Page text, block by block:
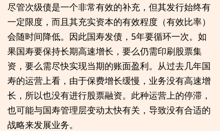
尽管次级债是一个非常有效的补充，但其发行始终有
一定限度，而且其充实资本的有效程度（有效比率）
会随时间降低。因此国寿发债，5年要循环一次。如
果国寿要保持长期高速增长，要么仍需印刷股票集
资，要么需尽快实现当期的账面盈利。从过去几年国
寿的运营上看，由于保费增长缓慢，业务没有高速增
长，所以也没有进行股票融资。此种运营上的停滞，
也可能与国寿管理层变动太快有关，导致没有合适的
战略来发展业务。